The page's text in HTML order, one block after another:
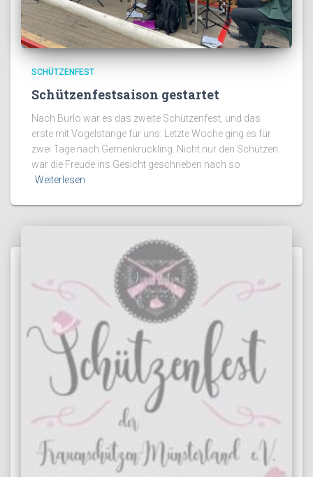
SCHÜTZENFEST
Schützenfestsaison gestartet
Nach Burlo war es das zweite Schützenfest, und das
erste mit Vogelstange für uns: Letzte Woche ging es für
zwei Tage nach Gemenkrückling. Nicht nur den Schützen
war die Freude ins Gesicht geschrieben nach so
Weiterlesen